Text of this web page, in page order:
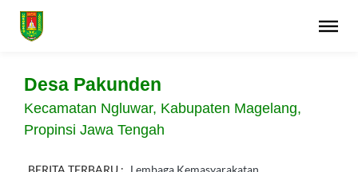
Desa Pakunden
Kecamatan Ngluwar, Kabupaten Magelang,
Propinsi Jawa Tengah
BERITA TERBARU : Lembaga Kemasyarakatan